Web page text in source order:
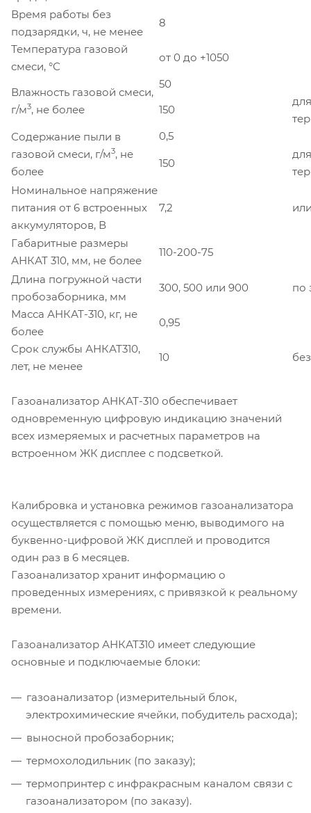
Время работы без
подзарядки, ч, не менее
8
Температура газовой
смеси, °С
от 0 до +1050
Влажность газовой смеси,
г/м3, не более
50
150
Содержание пыли в
газовой смеси, г/м3, не
более
0,5
150
Номинальное напряжение
питания от 6 встроенных
аккумуляторов, В
7,2
Габаритные размеры
АНКАТ 310, мм, не более
110-200-75
Длина погружной части
пробозаборника, мм
300, 500 или 900
по
Масса АНКАТ-310, кг, не
более
0,95
Срок службы АНКАТ310,
лет, не менее
10
Газоанализатор АНКАТ-310 обеспечивает
одновременную цифровую индикацию значений
всех измеряемых и расчетных параметров на
встроенном ЖК дисплее с подсветкой.
Калибровка и установка режимов газоанализатора
осуществляется с помощью меню, выводимого на
буквенно-цифровой ЖК дисплей и проводится
один раз в 6 месяцев.
Газоанализатор хранит информацию о
проведенных измерениях, с привязкой к реальному
времени.
Газоанализатор АНКАТ310 имеет следующие
основные и подключаемые блоки:
газоанализатор (измерительный блок,
электрохимические ячейки, побудитель расхода);
выносной пробозаборник;
термохолодильник (по заказу);
термопринтер с инфракрасным каналом связи с
газоанализатором (по заказу).